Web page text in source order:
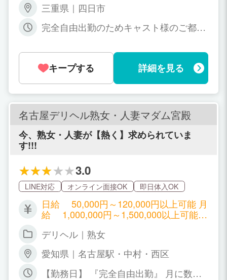
三重県｜四日市
完全自由出勤のためキャスト様のご都合
固定出勤でも、シフトはお任せ致しま
す。 また、急な出勤もご対応可能です
し、無理に出勤のお願いをすることは一
切ありませんのでご安心ください。 10
時～24時の間でお選びいただけます ロ
ングのお時間でしっかり稼ぎたい女性
も、とりあえず一本入ったら終わりにし
たいって女性も、勤務体系は完全に女性
のやりやすいようにお任せしております
てくださいませ。
キープする 詳細を見る
名古屋デリヘル熟女・人妻マダム宮殿
今、熟女・人妻が【熱く】求められていま
す!!!
3.0
LINE対応 オンライン面接OK 即日体入OK
日給 50,000円～120,000円以上可能 月
給 1,000,000円～1,500,000以上可能
なたの給与です（随時昇給有り）
デリヘル｜熟女
愛知県｜名古屋駅・中村・西区
【勤務日】 『完全自由出勤』 月に数回